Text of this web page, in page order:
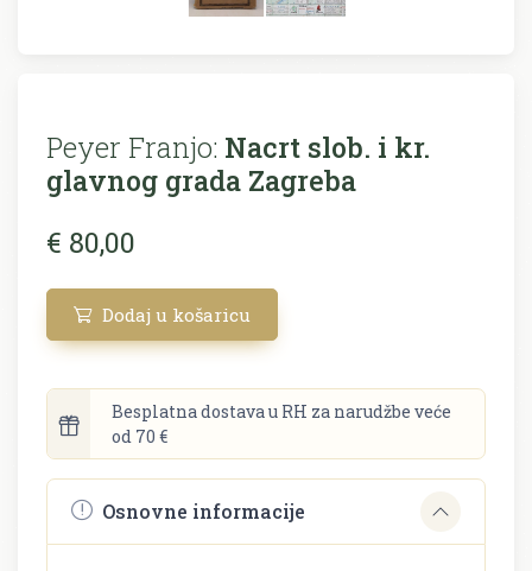
Peyer Franjo: Nacrt slob. i kr.
glavnog grada Zagreba
€ 80,00
Dodaj u košaricu
Besplatna dostava u RH za narudžbe veće
od 70 €
Osnovne informacije